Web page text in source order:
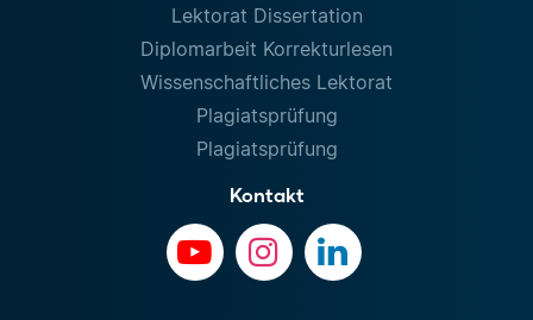
Lektorat Dissertation
Diplomarbeit Korrekturlesen
Wissenschaftliches Lektorat
Plagiatsprüfung
Plagiatsprüfung
Kontakt